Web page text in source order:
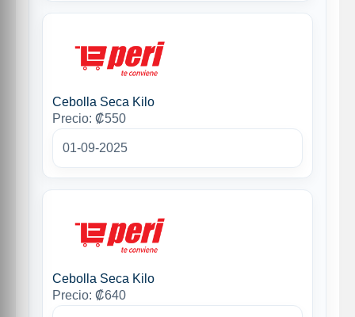
Cebolla Seca Kilo
Precio: ₡550
01-09-2025
Cebolla Seca Kilo
Precio: ₡640